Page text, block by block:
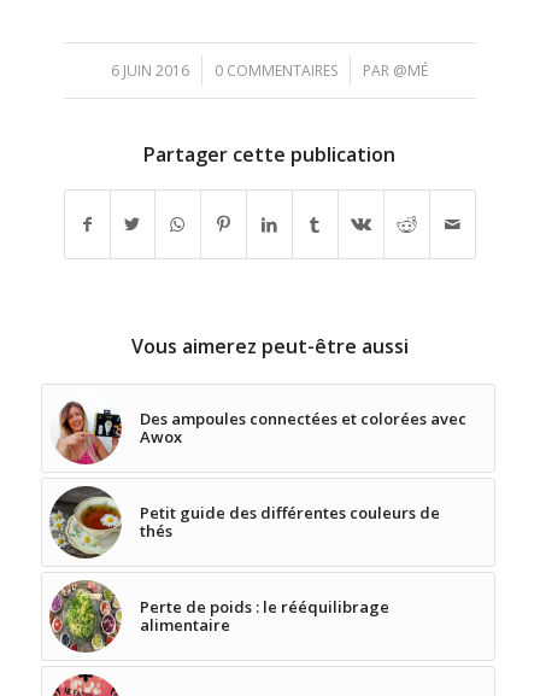
6 JUIN 2016
/ 0 COMMENTAIRES
/ PAR @MÉ
Partager cette publication
Vous aimerez peut-être aussi
Des ampoules connectées et colorées avec
Awox
Petit guide des différentes couleurs de
thés
Perte de poids : le rééquilibrage
alimentaire